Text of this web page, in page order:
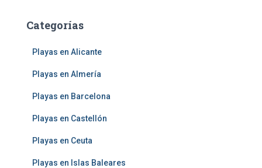
Categorías
Playas en Alicante
Playas en Almería
Playas en Barcelona
Playas en Castellón
Playas en Ceuta
Playas en Islas Baleares